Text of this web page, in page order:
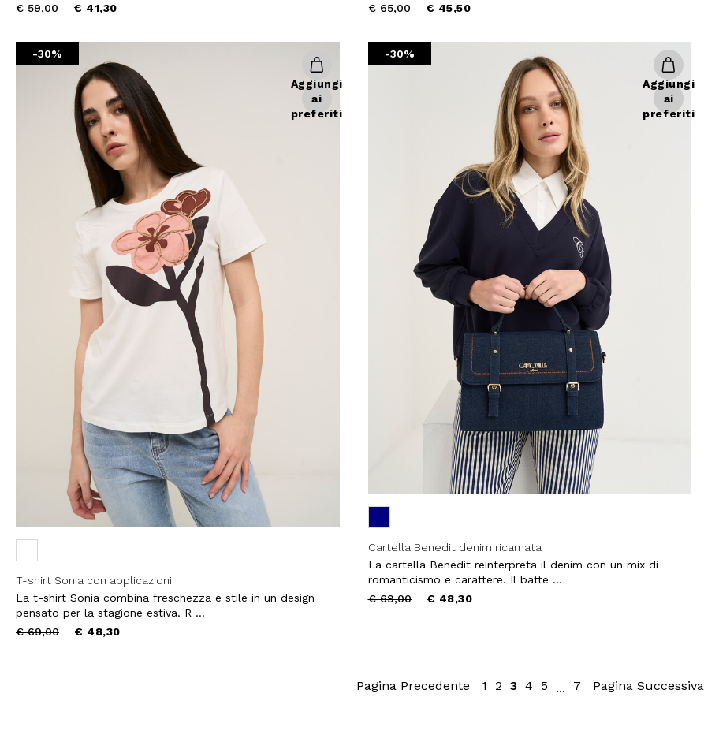
Price
€ 59,00to € 41,30
Price
€ 65,00to € 45,50
-30%
Aggiungi
ai
preferiti
T-shirt Sonia con applicazioni
La t-shirt Sonia combina freschezza e stile in un design
pensato per la stagione estiva. R ...
Price
€ 69,00to € 48,30
-30%
Aggiungi
ai
preferiti
Cartella Benedit denim ricamata
La cartella Benedit reinterpreta il denim con un mix di
romanticismo e carattere. Il batte ...
Price
€ 69,00to € 48,30
Pagina Precedente 1 2 3 4 5 ... 7 Pagina Successiva